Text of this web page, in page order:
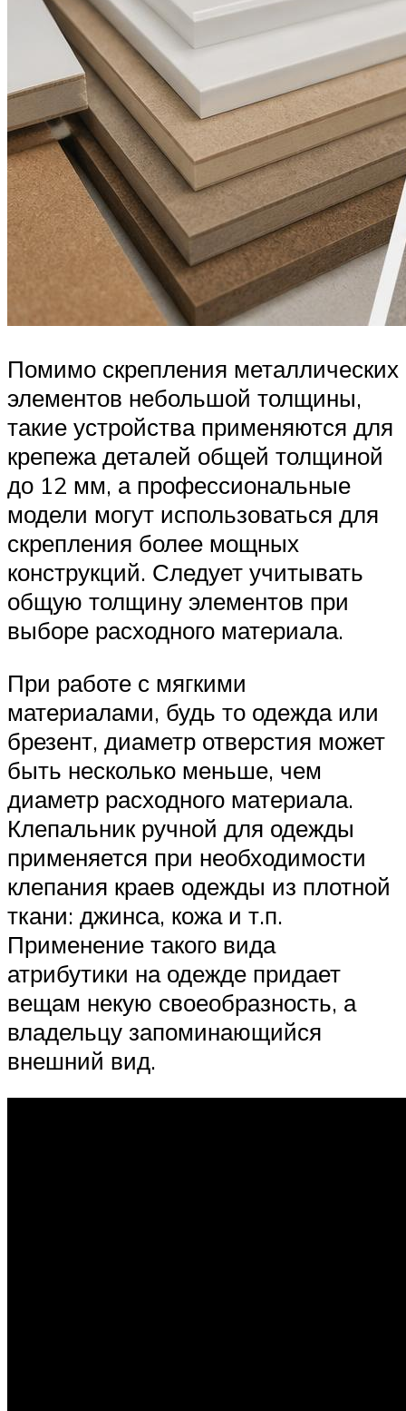
Помимо скрепления металлических
элементов небольшой толщины,
такие устройства применяются для
крепежа деталей общей толщиной
до 12 мм, а профессиональные
модели могут использоваться для
скрепления более мощных
конструкций. Следует учитывать
общую толщину элементов при
выборе расходного материала.
При работе с мягкими
материалами, будь то одежда или
брезент, диаметр отверстия может
быть несколько меньше, чем
диаметр расходного материала.
Клепальник ручной для одежды
применяется при необходимости
клепания краев одежды из плотной
ткани: джинса, кожа и т.п.
Применение такого вида
атрибутики на одежде придает
вещам некую своеобразность, а
владельцу запоминающийся
внешний вид.